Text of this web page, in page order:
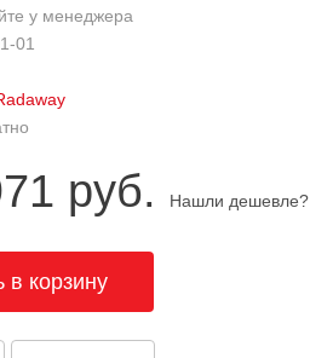
у менеджера
01
руб. Нашли дешевле?